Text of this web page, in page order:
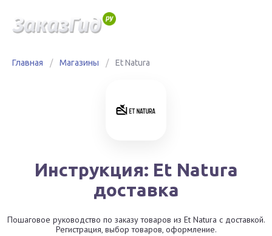
Главная / Магазины / Et Natura
Инструкция: Et Natura
доставка
Пошаговое руководство по заказу товаров из Et Natura с доставкой.
Регистрация, выбор товаров, оформление.